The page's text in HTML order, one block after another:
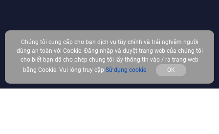
Chúng tôi cung cấp cho bạn dịch vụ tùy chỉnh và trải nghiệm người
dùng an toàn với Cookie. Đăng nhập và duyệt trang web của chúng tôi
cho biết bạn đã cho phép chúng tôi lấy thông tin vào / ra trang web
bằng Cookie. Vui lòng truy cập Sử dụng cookie OK